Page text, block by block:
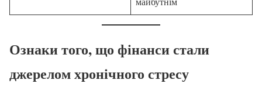
Ознаки того, що фінанси стали
джерелом хронічного стресу